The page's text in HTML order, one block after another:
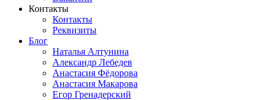
Контакты
Контакты
Реквизиты
Блог
Наталья Алтунина
Александр Лебедев
Анастасия Фёдорова
Анастасия Макарова
Егор Гренадерский